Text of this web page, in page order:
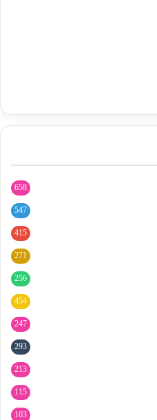
658
547
415
271
256
454
247
293
213
115
103